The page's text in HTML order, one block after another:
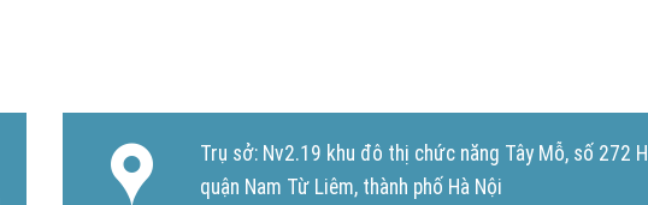
Trụ sở: Nv2.19 khu đô thị chức năng Tây Mỗ, số 272
quận Nam Từ Liêm, thành phố Hà Nội